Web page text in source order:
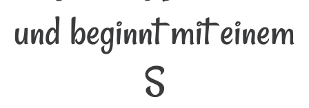
und beginnt mit einem
S